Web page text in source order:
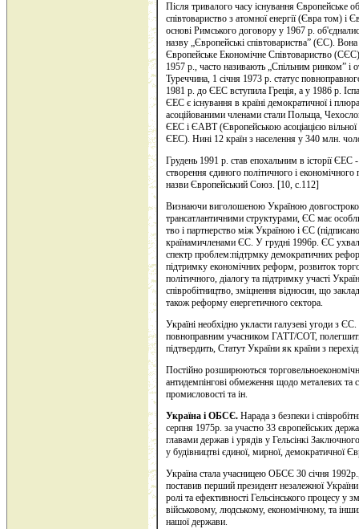
Після тривалого часу існування Європейське
співтовариство з атомної енергії (Євра том) і
основі Римського договору у 1967 р.
назву „Європейські співтовариства” (ЄС).
Європейське Економічне Співтовариство
1957 р., часто називають „Спільним ринком”
Туреччина, 1 січня 1973 р. статус
1981 р. до ЄЕС вступила Греція, а у 1986 р.
ЄЕС є існування в країні демократичної і
асоційованими членами стали Польща,
ЄЕС і ЄАВТ (Європейською асоціацією
ЄЕС). Нині 12 країн з населення у 340 млн.
Грудень 1991 р. став епохальним в історії ЄЕС
створення єдиного політичного і
назви Європейський Союз. [10, с.112]
Визнаючи виголошеною Україною
трансатлантичними структурами, ЄС має
тво і партнерство між Україною і ЄС
країнамичленами ЄС. У грудні 1996р. ЄС
спектр проблем:підтрмку демократичних
підтримку економічних реформ, розвиток
політичного, діалогу та підтримку участі
співробітництво, зміцнення відносин, що
також реформу енергетичного сектора.
Україні необхідно укласти галузеві угоди з
повноправним учасником ГАТТ/СОТ,
підтвердить, Статут України як країни з
Постійно розширюються
антидемпінгові обмеження щодо металевих та
промисловості та ін.
Україна і ОБСЄ. Нарада з безпеки і
серпня 1975р. за участю 33 європейських
главами держав і урядів у Гельсінкі
у будівництві єдиної, мирної, демократичної
Україна стала учасницею ОБСЄ 30 січня
поставив перший президент незалежної
ролі та ефективності Гельсінського процесу у
військовому, людському, економічному, та
нашої держави.